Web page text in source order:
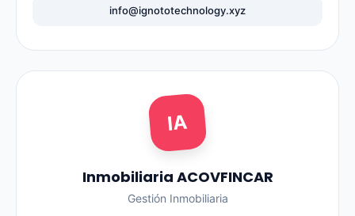
info@ignototechnology.xyz
IA
Inmobiliaria ACOVFINCAR
Gestión Inmobiliaria